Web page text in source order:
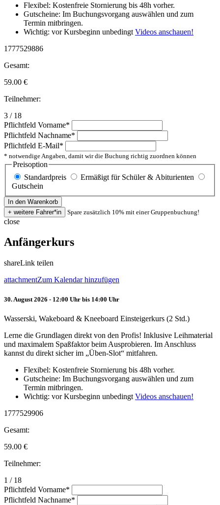
Flexibel: Kostenfreie Stornierung bis 48h vorher.
Gutscheine: Im Buchungsvorgang auswählen und zum
Termin mitbringen.
Wichtig: vor Kursbeginn unbedingt Videos anschauen!
1777529886
Gesamt:
59.00 €
Teilnehmer:
3 / 18
Pflichtfeld Vorname*
Pflichtfeld Nachname*
Pflichtfeld E-Mail*
* notwendige Angaben, damit wir die Buchung richtig zuordnen können
Preisoption
Standardpreis
Ermäßigt für Schüler & Abiturienten
Gutschein
Spare zusätzlich 10% mit einer Gruppenbuchung!
close
Anfängerkurs
shareLink teilen
attachmentZum Kalendar hinzufügen
30. August 2026 - 12:00 Uhr bis 14:00 Uhr
Wasserski, Wakeboard & Kneeboard Einsteigerkurs (2 Std.)
Lerne die Grundlagen direkt von den Profis! Inklusive Leihmaterial
und maximalem Spaßfaktor beim Ausprobieren. Im Anschluss
kannst du direkt sicher im „Üben-Slot“ mitfahren.
Flexibel: Kostenfreie Stornierung bis 48h vorher.
Gutscheine: Im Buchungsvorgang auswählen und zum
Termin mitbringen.
Wichtig: vor Kursbeginn unbedingt Videos anschauen!
1777529906
Gesamt:
59.00 €
Teilnehmer:
1 / 18
Pflichtfeld Vorname*
Pflichtfeld Nachname*